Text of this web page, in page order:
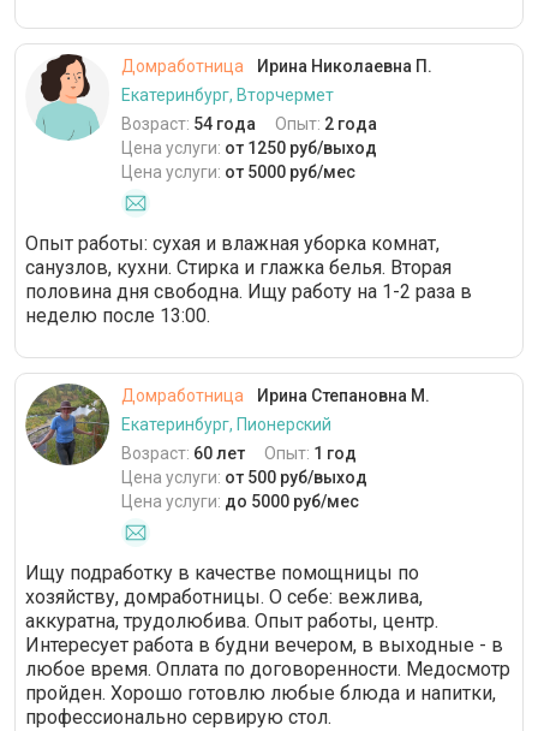
Домработница
Ирина Николаевна П.
Екатеринбург, Вторчермет
Возраст: 54 года Опыт: 2 года
Цена услуги: от 1250 руб/выход
Цена услуги: от 5000 руб/мес
Опыт работы: сухая и влажная уборка комнат,
санузлов, кухни. Стирка и глажка белья. Вторая
половина дня свободна. Ищу работу на 1-2 раза в
неделю после 13:00.
Домработница
Ирина Степановна М.
Екатеринбург, Пионерский
Возраст: 60 лет Опыт: 1 год
Цена услуги: от 500 руб/выход
Цена услуги: до 5000 руб/мес
Ищу подработку в качестве помощницы по
хозяйству, домработницы. О себе: вежлива,
аккуратна, трудолюбива. Опыт работы, центр.
Интересует работа в будни вечером, в выходные - в
любое время. Оплата по договоренности. Медосмотр
пройден. Хорошо готовлю любые блюда и напитки,
профессионально сервирую стол.